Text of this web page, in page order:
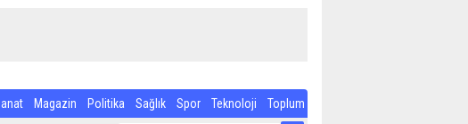
Magazin Politika Sağlık Spor Teknoloji Toplum